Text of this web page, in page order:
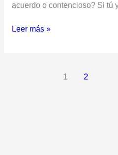
acuerdo o contencioso? Si tú
Leer más »
1 2